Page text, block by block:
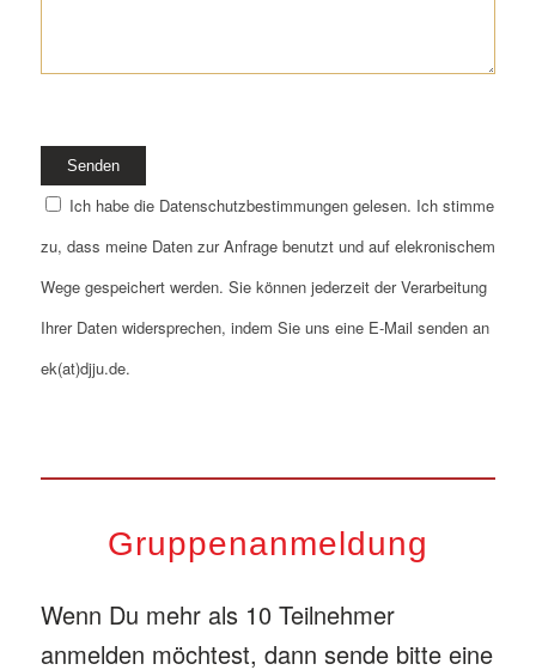
Ich habe die Datenschutzbestimmungen gelesen. Ich stimme
zu, dass meine Daten zur Anfrage benutzt und auf elekronischem
Wege gespeichert werden. Sie können jederzeit der Verarbeitung
Ihrer Daten widersprechen, indem Sie uns eine E-Mail senden an
ek(at)djju.de.
Gruppenanmeldung
Wenn Du mehr als 10 Teilnehmer
anmelden möchtest, dann sende bitte eine